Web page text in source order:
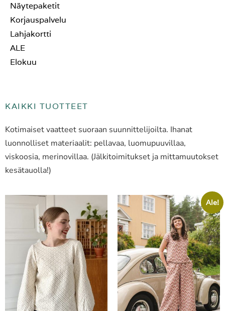
Näytepaketit
Korjauspalvelu
Lahjakortti
ALE
Elokuu
KAIKKI TUOTTEET
Kotimaiset vaatteet suoraan suunnittelijoilta. Ihanat
luonnolliset materiaalit: pellavaa, luomupuuvillaa,
viskoosia, merinovillaa. (Jälkitoimitukset ja mittamuutokset
kesätauolla!)
Ale!